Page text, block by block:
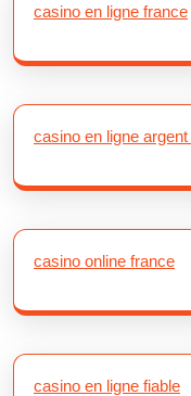
casino en ligne france
casino en ligne argent
casino online france
casino en ligne fiable